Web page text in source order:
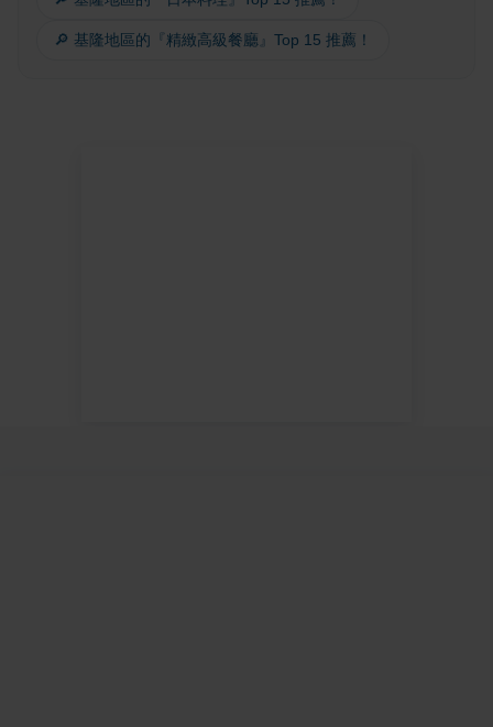
🔎 基隆地區的『精緻高級餐廳』Top 15 推薦！